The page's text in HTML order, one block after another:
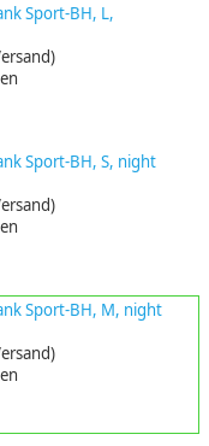
Sport-BH, L,
Sport-BH, S, night
Sport-BH, M, night